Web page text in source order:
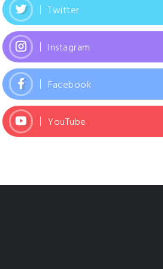
Twitter
Instagram
Facebook
YouTube